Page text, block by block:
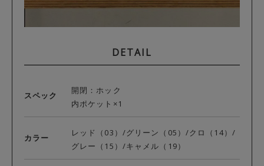
DETAIL
スペック
開閉：ホック
内ポケット×1
カラー
レッド（03）/グリーン（05）/クロ（14）/
グレー（15）/キャメル（19）